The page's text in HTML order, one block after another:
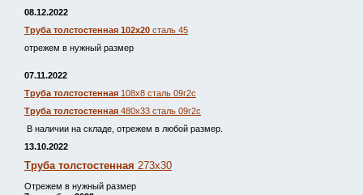
08.12.2022
Труба толстостенная 102х20 сталь 45
отрежем в нужный размер
07.11.2022
Труба толстостенная 108х8 сталь 09г2с
Труба толстостенная 480х33 сталь 09г2с
В наличии на складе, отрежем в любой размер.
13.10.2022
Труба толстостенная 273х30
Отрежем в нужный размер